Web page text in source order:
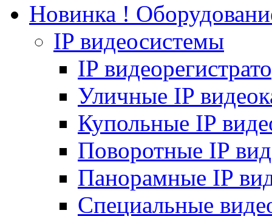
Новинка !
IP видеосистемы
IP
Уличные IP
Купольные IP
Поворотные IP
Панорамные IP
Специальные